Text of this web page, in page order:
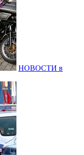
НОВОСТИ в